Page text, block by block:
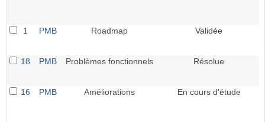
1 PMB Roadmap Validée
18 PMB Problèmes fonctionnels Résolue
16 PMB Améliorations En cours d'étude